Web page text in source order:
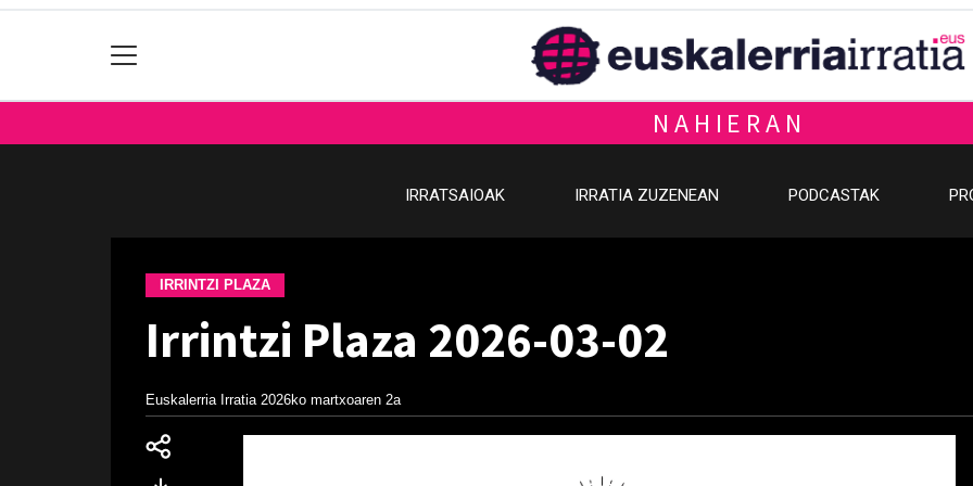
NAHIERAN
IRRATSAIOAK IRRATIA ZUZENEAN PODCASTAK
IRRINTZI PLAZA
Irrintzi Plaza 2026-03-02
Euskalerria Irratia 2026ko martxoaren 2a